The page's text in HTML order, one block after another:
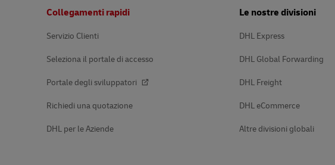
Collegamenti rapidi
Servizio Clienti
Seleziona il portale di accesso
Portale degli sviluppatori
Richiedi una quotazione
DHL per le Aziende
Le nostre divisioni
DHL Express
DHL Global Forwarding
DHL Freight
DHL eCommerce
Altre divisioni globali